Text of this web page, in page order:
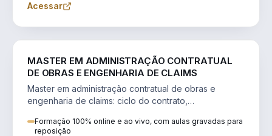
Acessar
MASTER EM ADMINISTRAÇÃO CONTRATUAL
DE OBRAS E ENGENHARIA DE CLAIMS
Master em administração contratual de obras e
engenharia de claims: ciclo do contrato,
Formação 100% online e ao vivo, com aulas gravadas para
reposição